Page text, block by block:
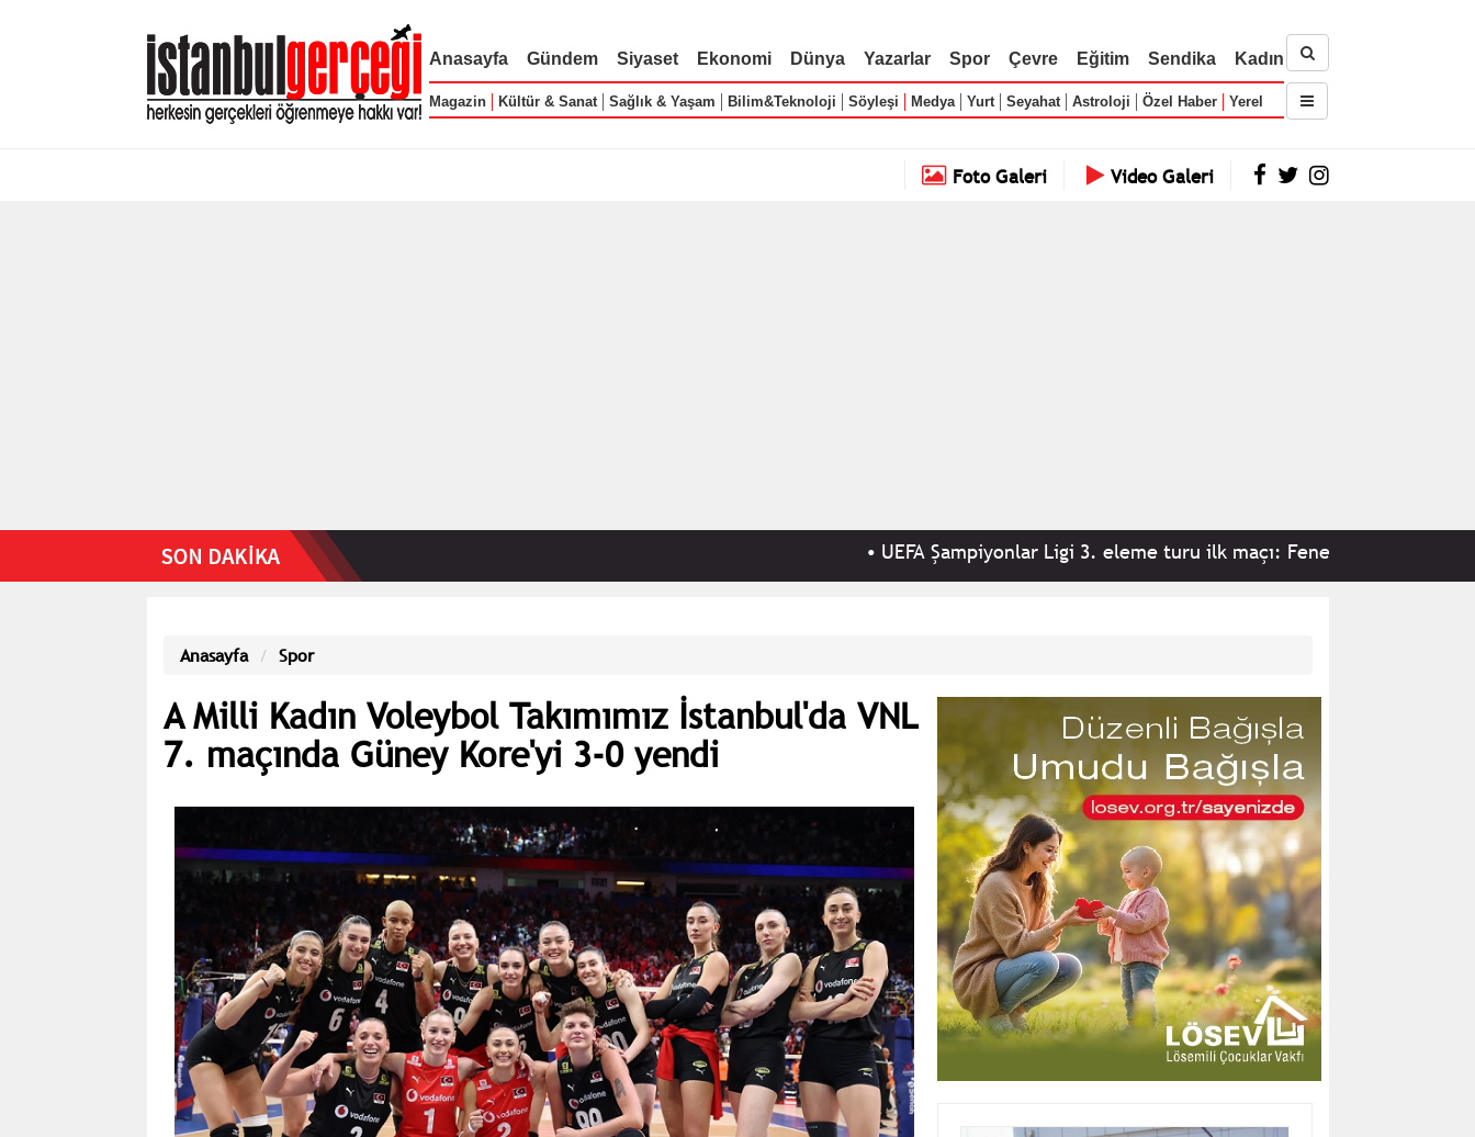
Anasayfa Gündem Siyaset Ekonomi Dünya Yazarlar Spor Çevre Eğitim Sendika Kadın
Magazin Kültür & Sanat Sağlık & Yaşam Bilim&Teknoloji Söyleşi Medya Yurt Seyahat Astroloji Özel Haber Yerel
Foto Galeri Video Galeri
UEFA Şampiyonlar Ligi 3. eleme turu ilk maçı: Fenerbahçe 2-0 Sturm Graz
Anasayfa Spor
A Milli Kadın Voleybol Takımımız İstanbul'da VNL
7. maçında Güney Kore'yi 3-0 yendi